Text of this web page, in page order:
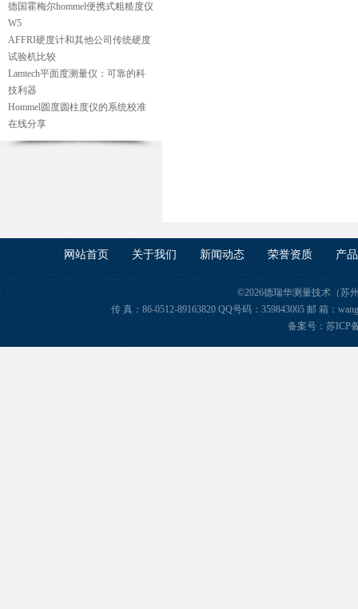
德国霍梅尔hommel便携式粗糙度仪
W5
AFFRI硬度计和其他公司传统硬度
试验机比较
Lamtech平面度测量仪：可靠的科
技利器
Hommel圆度圆柱度仪的系统校准
在线分享
网站首页 关于我们 新闻动态 荣誉资质 产
©2026德瑞华测量技术（苏
传 真：86-0512-89163820 QQ号码：359843005 邮 箱：
备案号：苏ICP